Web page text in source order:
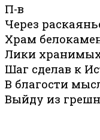
П-в
Через
Храм
Лики
Шаг сделав к
В благости
Выйду из